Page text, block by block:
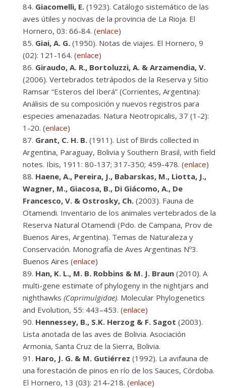
Giacomelli, E. (1923). Catálogo sistemático de las
aves útiles y nocivas de la provincia de La Rioja. El
Hornero, 03: 66-84. (enlace)
Giai, A. G. (1950). Notas de viajes. El Hornero, 9
(02): 121-164. (enlace)
Giraudo, A. R., Bortoluzzi, A. & Arzamendia, V.
(2006). Vertebrados tetrápodos de la Reserva y Sitio
Ramsar “Esteros del Iberá” (Corrientes, Argentina):
Análisis de su composición y nuevos registros para
especies amenazadas. Natura Neotropicalis, 37 (1-2):
1-20. (enlace)
Grant, C. H. B. (1911). List of Birds collected in
Argentina, Paraguay, Bolivia y Southern Brasil, with field
notes. Ibis, 1911: 80-137; 317-350; 459-478. (enlace)
Haene, A., Pereira, J., Babarskas, M., Liotta, J.,
Wagner, M., Giacosa, B., Di Giácomo, A., De
Francesco, V. & Ostrosky, Ch. (2003). Fauna de
Otamendi. Inventario de los animales vertebrados de la
Reserva Natural Otamendi (Pdo. de Campana, Prov de
Buenos Aires, Argentina). Temas de Naturaleza y
Conservación. Monografía de Aves Argentinas Nº3.
Buenos Aires (enlace)
Han, K. L., M. B. Robbins & M. J. Braun (2010). A
multi-gene estimate of phylogeny in the nightjars and
nighthawks (Caprimulgidae). Molecular Phylogenetics
and Evolution, 55: 443–453. (enlace)
Hennessey, B., S.K. Herzog & F. Sagot (2003).
Lista anotada de las aves de Bolivia. Asociación
Armonia, Santa Cruz de la Sierra, Bolivia.
Haro, J. G. & M. Gutiérrez (1992). La avifauna de
una forestación de pinos en río de los Sauces, Córdoba.
El Hornero, 13 (03): 214-218. (enlace)